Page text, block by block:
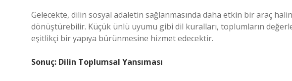
Gelecekte, dilin sosyal adaletin sağlanmasında daha etkin bir araç
dönüştürebilir. Küçük ünlü uyumu gibi dil kuralları, toplumların
eşitlikçi bir yapıya bürünmesine hizmet edecektir.
Sonuç: Dilin Toplumsal Yansıması